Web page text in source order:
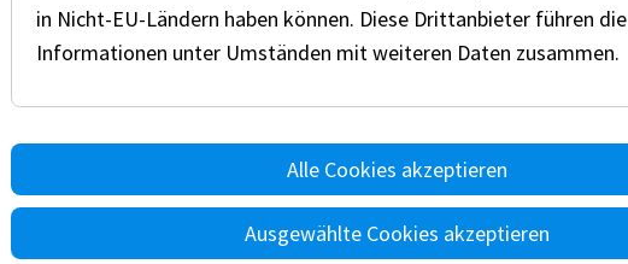
Wagenpässe
in Nicht-EU-Ländern haben können. Diese Drittanbieter führen die
Informationen unter Umständen mit weiteren Daten zusammen.
Alle Cookies akzeptieren
Ausgewählte Cookies akzeptieren